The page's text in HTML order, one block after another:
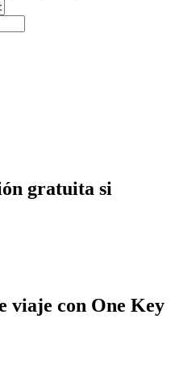
gratuita si
viaje con One Key